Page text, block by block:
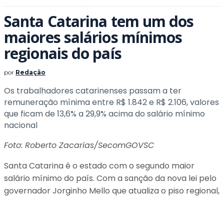
Santa Catarina tem um dos
maiores salários mínimos
regionais do país
por Redação
Os trabalhadores catarinenses passam a ter
remuneração mínima entre R$ 1.842 e R$ 2.106, valores
que ficam de 13,6% a 29,9% acima do salário mínimo
nacional
Foto: Roberto Zacarias/SecomGOVSC
Santa Catarina é o estado com o segundo maior
salário mínimo do país. Com a sanção da nova lei pelo
governador Jorginho Mello que atualiza o piso regional,